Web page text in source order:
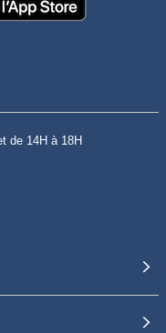
de 14H à 18H